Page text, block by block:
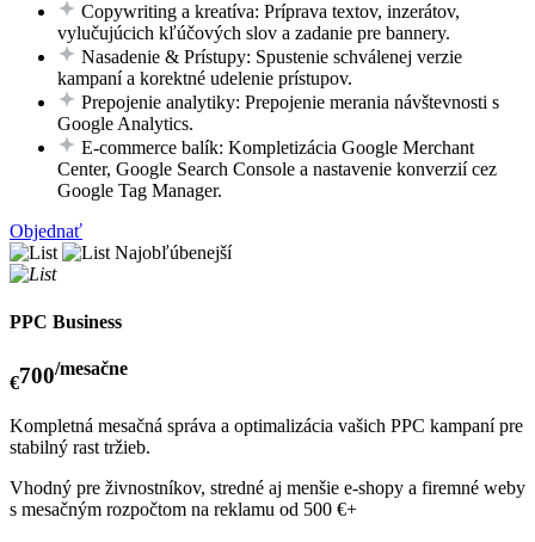
Copywriting a kreatíva: Príprava textov, inzerátov,
vylučujúcich kľúčových slov a zadanie pre bannery.
Nasadenie & Prístupy: Spustenie schválenej verzie
kampaní a korektné udelenie prístupov.
Prepojenie analytiky: Prepojenie merania návštevnosti s
Google Analytics.
E-commerce balík: Kompletizácia Google Merchant
Center, Google Search Console a nastavenie konverzií cez
Google Tag Manager.
Objednať
Najobľúbenejší
PPC Business
€700/mesačne
Kompletná mesačná správa a optimalizácia vašich PPC kampaní pre
stabilný rast tržieb.
Vhodný pre živnostníkov, stredné aj menšie e-shopy a firemné weby
s mesačným rozpočtom na reklamu od 500 €+